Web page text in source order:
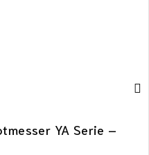
YA Serie –